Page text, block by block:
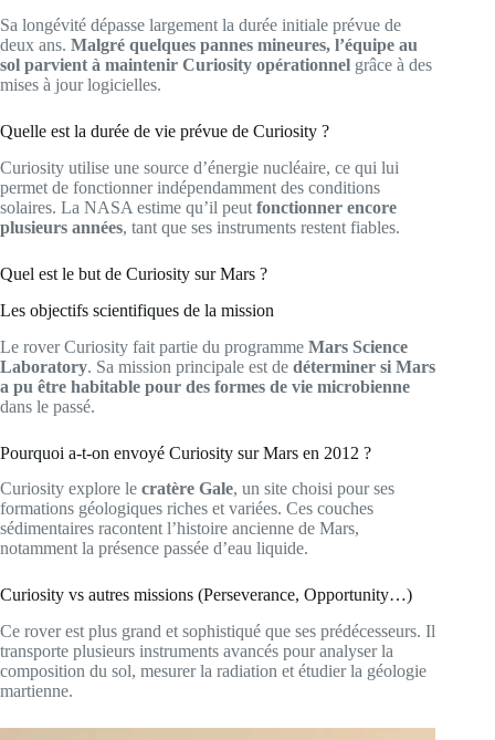
Sa longévité dépasse largement la durée initiale prévue de
deux ans. Malgré quelques pannes mineures, l’équipe au
sol parvient à maintenir Curiosity opérationnel grâce à des
mises à jour logicielles.
Quelle est la durée de vie prévue de Curiosity ?
Curiosity utilise une source d’énergie nucléaire, ce qui lui
permet de fonctionner indépendamment des conditions
solaires. La NASA estime qu’il peut fonctionner encore
plusieurs années, tant que ses instruments restent fiables.
Quel est le but de Curiosity sur Mars ?
Les objectifs scientifiques de la mission
Le rover Curiosity fait partie du programme Mars Science
Laboratory. Sa mission principale est de déterminer si Mars
a pu être habitable pour des formes de vie microbienne
dans le passé.
Pourquoi a-t-on envoyé Curiosity sur Mars en 2012 ?
Curiosity explore le cratère Gale, un site choisi pour ses
formations géologiques riches et variées. Ces couches
sédimentaires racontent l’histoire ancienne de Mars,
notamment la présence passée d’eau liquide.
Curiosity vs autres missions (Perseverance, Opportunity…)
Ce rover est plus grand et sophistiqué que ses prédécesseurs. Il
transporte plusieurs instruments avancés pour analyser la
composition du sol, mesurer la radiation et étudier la géologie
martienne.